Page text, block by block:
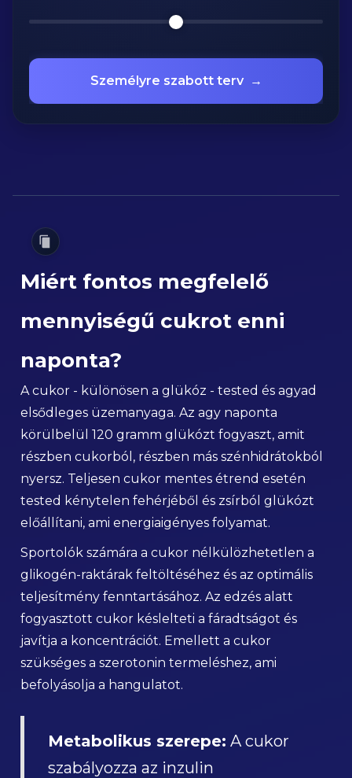
Személyre szabott terv →
Miért fontos megfelelő
mennyiségű cukrot enni
naponta?
A cukor - különösen a glükóz - tested és agyad
elsődleges üzemanyaga. Az agy naponta
körülbelül 120 gramm glükózt fogyaszt, amit
részben cukorból, részben más szénhidrátokból
nyersz. Teljesen cukor mentes étrend esetén
tested kénytelen fehérjéből és zsírból glükózt
előállítani, ami energiaigényes folyamat.
Sportolók számára a cukor nélkülözhetetlen a
glikogén-raktárak feltöltéséhez és az optimális
teljesítmény fenntartásához. Az edzés alatt
fogyasztott cukor késlelteti a fáradtságot és
javítja a koncentrációt. Emellett a cukor
szükséges a szerotonin termeléshez, ami
befolyásolja a hangulatot.
Metabolikus szerepe: A cukor
szabályozza az inzulin